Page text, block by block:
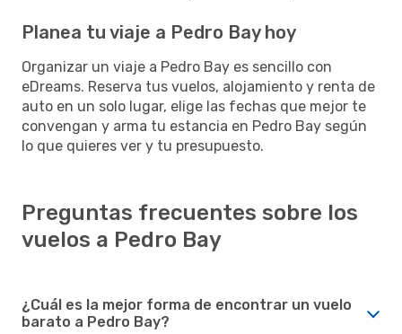
Planea tu viaje a Pedro Bay hoy
Organizar un viaje a Pedro Bay es sencillo con
eDreams. Reserva tus vuelos, alojamiento y renta de
auto en un solo lugar, elige las fechas que mejor te
convengan y arma tu estancia en Pedro Bay según
lo que quieres ver y tu presupuesto.
Preguntas frecuentes sobre los
vuelos a Pedro Bay
¿Cuál es la mejor forma de encontrar un vuelo
barato a Pedro Bay?